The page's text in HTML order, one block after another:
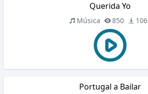
Querida Yo
Música 850 106
Portugal a Bailar